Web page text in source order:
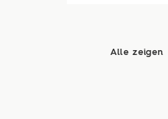
Alle zeigen